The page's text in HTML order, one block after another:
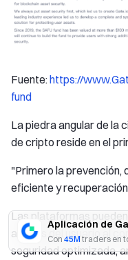
Aplicación de
Con 45M traders en
Fuente:https://
fund
La piedra angular de la
de cripto reside en el
"Primero la
eficiente y
Las plataformas
activos del usuario al
seguridad optimizada,